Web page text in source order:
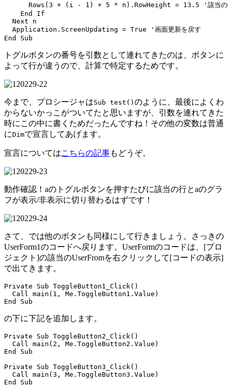
Rows(3 + (i - 1) + 5 * n).RowHeight = 13.5 '該当の
    End If
  Next n
  Application.ScreenUpdating = True '画面更新を戻す
トグルボタンの番号を引数として連れてきたのは、ボタンに
よって行が違うので、計算で特定するためです。
今まで、プロシージャはSub test() のように、最後によくわ
からないかっこがついてたと思いますが、引数を連れてきた
時にこの中に書くためだったんですね！その他の変数は普通
にDimで宣言してあげます。
宣言についてはこちらの記事もどうぞ。
動作確認！aのトグルボタンを押すたびに該当の行とaのグラ
フが表示/非表示に切り替わるはずです！
さて、では他のボタンも同様にして行きましょう。さっきの
UserForm1のコードへ戻ります。UserFormのコードは、[プロ
ジェクト]の該当のUserFromを右クリックして[コードの表示]
で出てきます。
Private Sub ToggleButton1_Click()
  Call main(1, Me.ToggleButton1.Value)
の下に下記を追加します。
Private Sub ToggleButton2_Click()
  Call main(2, Me.ToggleButton2.Value)
End Sub
Private Sub ToggleButton3_Click()
  Call main(3, Me.ToggleButton3.Value)
End Sub